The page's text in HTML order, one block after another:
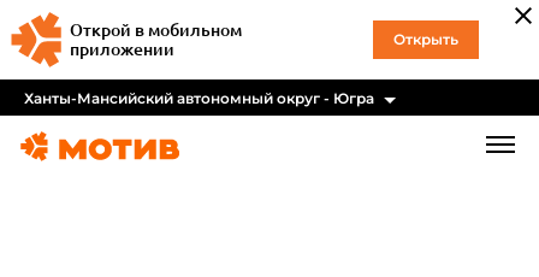
Открой в мобильном
приложении
Открыть
Ханты-Мансийский автономный округ - Югра